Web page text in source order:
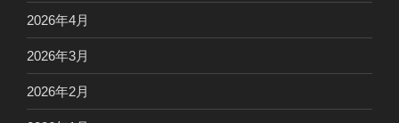
2026年4月
2026年3月
2026年2月